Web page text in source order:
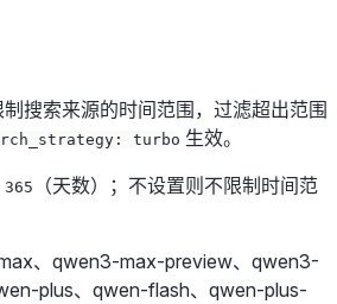
搜索来源的时间范围，过滤超出范围
turbo 生效。
365
（天数）；不设置则不限制时间范
、qwen3-max-preview、qwen3-
plus、qwen-flash、qwen-plus-